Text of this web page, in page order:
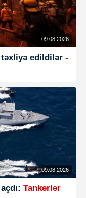
09.08.2026
edildilər -
09.08.2026
Tankerlər